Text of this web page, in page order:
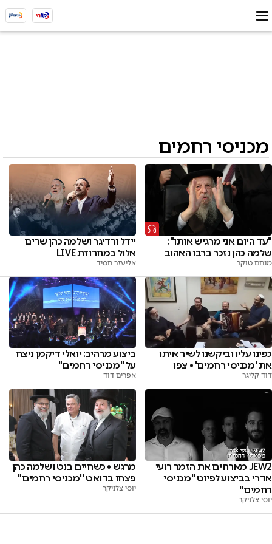
מכניסי רחמים
"עד היום אני מרגיש אותו":
שלמה כהן נזכר ברבו האהוב
מנחם טוקר
יידל ורדיגר ושלמה כהן שרים
אלול במחרוזת LIVE
אליעזר חסיד
כפינו עליו וביקשנו לשיר איתו
את 'מכניסי רחמים' • צפו
דוד קליגר
ביצוע מרהיב: יואלי דיקמן ניצח
על "מכניסי רחמים"
אפרים דוד
JEW2 מארחים את הזמר רועי
אדרי בביצוע לפיוט "מכניסי
רחמים"
יוסי צלניקר
מרגש • כשחיים בנט ושלמה כהן
פצחו בדואט ''מכניסי רחמים"
יוסי צלניקר